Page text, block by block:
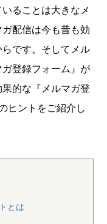
ることは大きなメ
配信は今も昔も効
です。そしてメル
登録フォーム』が
的な『メルマガ登
ヒントをご紹介し
とは